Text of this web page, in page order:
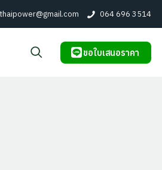
064 696 3514
ขอใบเสนอราคา